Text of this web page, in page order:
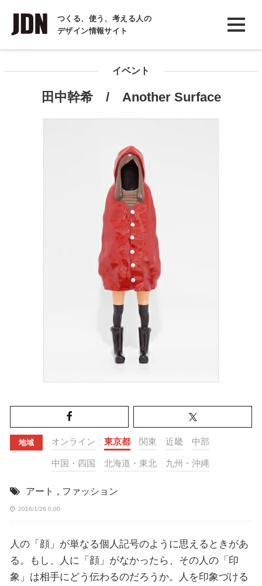
つくる、使う、考える人の
デザイン情報サイト
INTERVIEW
インタビュー
イベント
田中幹希 / Another Surface
地域 オンライン 東京都 関東 近畿 中部
中国・四国 北海道・東北 九州・沖縄
アート , ファッション
2016/1/26 0:00
人の「顔」が単なる個人記号のように思えるときがあ
る。もし、人に「顔」がなかったら、その人の「印
象」は相手にどう伝わるのだろうか。人を印象づける